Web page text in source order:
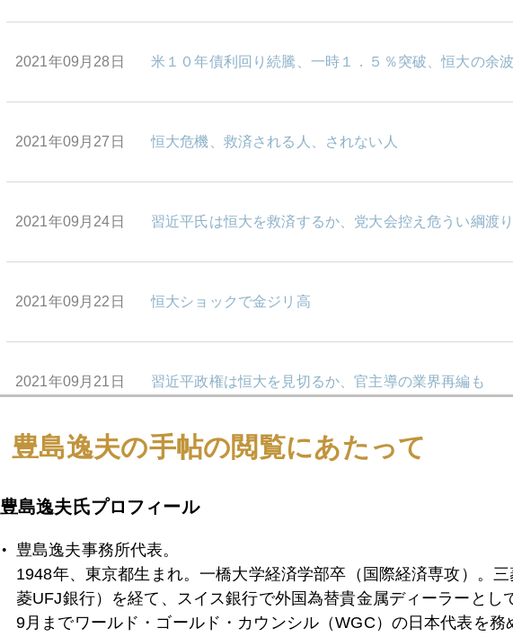
2021年09月28日 米１０年債利回り続騰、一時１．５％突破、恒大の余
2021年09月27日 恒大危機、救済される人、されない人
2021年09月24日 習近平氏は恒大を救済するか、党大会控え危うい綱渡
2021年09月22日 恒大ショックで金ジリ高
2021年09月21日 習近平政権は恒大を見切るか、官主導の業界再編も
2021年09月17日 金銀暴落
2021年09月16日 中国史上最大級のデフォルトの影、金市場にもジワリ
2021年09月15日 金、久しぶり上昇
豊島逸夫の手帖の閲覧にあたって
豊島逸夫氏プロフィール
豊島逸夫事務所代表。
1948年、東京都生まれ。一橋大学経済学部卒（国際経済専攻）。
菱UFJ銀行）を経て、スイス銀行で外国為替貴金属ディーラーとし
9月までワールド・ゴールド・カウンシル（WGC）の日本代表を務